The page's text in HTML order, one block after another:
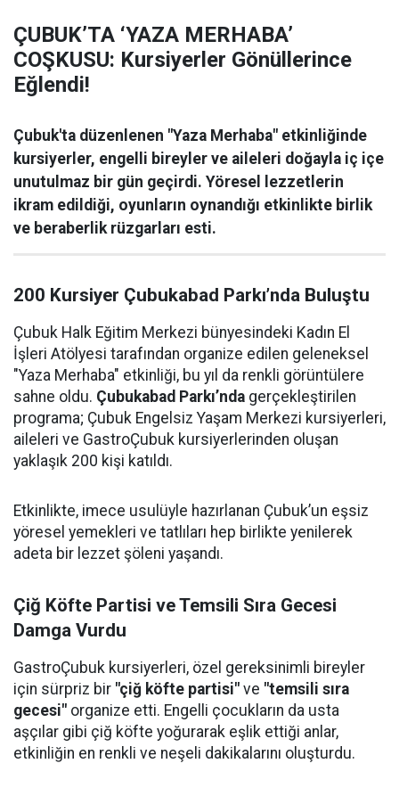
ÇUBUK’TA ‘YAZA MERHABA’
COŞKUSU: Kursiyerler Gönüllerince
Eğlendi!
Çubuk'ta düzenlenen "Yaza Merhaba" etkinliğinde
kursiyerler, engelli bireyler ve aileleri doğayla iç içe
unutulmaz bir gün geçirdi. Yöresel lezzetlerin
ikram edildiği, oyunların oynandığı etkinlikte birlik
ve beraberlik rüzgarları esti.
200 Kursiyer Çubukabad Parkı’nda Buluştu
Çubuk Halk Eğitim Merkezi bünyesindeki Kadın El
İşleri Atölyesi tarafından organize edilen geleneksel
"Yaza Merhaba" etkinliği, bu yıl da renkli görüntülere
sahne oldu. Çubukabad Parkı’nda gerçekleştirilen
programa; Çubuk Engelsiz Yaşam Merkezi kursiyerleri,
aileleri ve GastroÇubuk kursiyerlerinden oluşan
yaklaşık 200 kişi katıldı.
Etkinlikte, imece usulüyle hazırlanan Çubuk’un eşsiz
yöresel yemekleri ve tatlıları hep birlikte yenilerek
adeta bir lezzet şöleni yaşandı.
Çiğ Köfte Partisi ve Temsili Sıra Gecesi
Damga Vurdu
GastroÇubuk kursiyerleri, özel gereksinimli bireyler
için sürpriz bir "çiğ köfte partisi" ve "temsili sıra
gecesi" organize etti. Engelli çocukların da usta
aşçılar gibi çiğ köfte yoğurarak eşlik ettiği anlar,
etkinliğin en renkli ve neşeli dakikalarını oluşturdu.